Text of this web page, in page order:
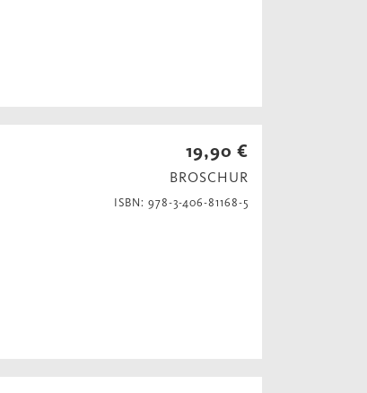
19,90 €
BROSCHUR
ISBN: 978-3-406-81168-5